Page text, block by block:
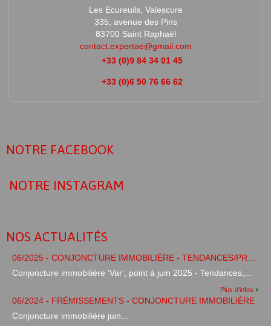
Les Ecureuils, Valescure
335, avenue des Pins
83700 Saint Raphaël
contact.expertae@gmail.com
+33 (0)9 84 34 01 45
+33 (0)6 50 76 66 62
NOTRE FACEBOOK
NOTRE INSTAGRAM
NOS ACTUALITÉS
Conjoncture immobilière 'Var', point à juin 2025 - Tendances,...
Plus d'infos
06/2024 - FRÉMISSEMENTS - CONJONCTURE IMMOBILIÈRE
Conjoncture immobilière juin...